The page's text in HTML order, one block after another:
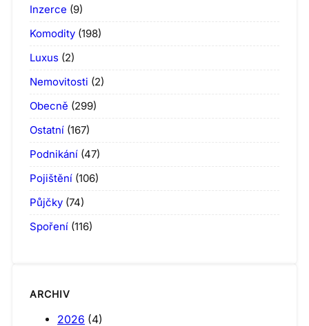
Inzerce (9)
Komodity (198)
Luxus (2)
Nemovitosti (2)
Obecně (299)
Ostatní (167)
Podnikání (47)
Pojištění (106)
Půjčky (74)
Spoření (116)
ARCHIV
2026 (4)